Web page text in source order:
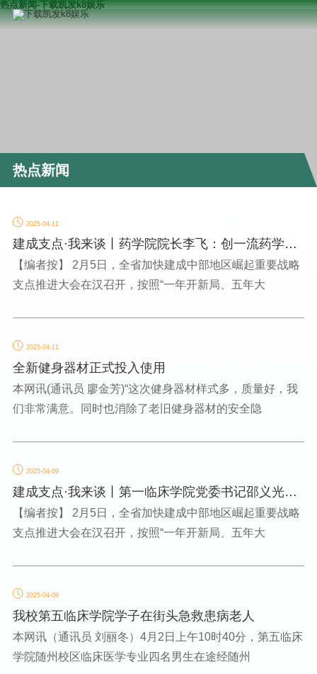
热点新闻-下载凯发k8娱乐
热点新闻
2025-04-11
建成支点·我来谈丨药学院院长李飞：创一流药学，
为湖北支点建设...
【编者按】 2月5日，全省加快建成中部地区崛起重要战略
支点推进大会在汉召开，按照“一年开新局、五年大
2025-04-11
全新健身器材正式投入使用
本网讯(通讯员 廖金芳)“这次健身器材样式多，质量好，我
们非常满意。同时也消除了老旧健身器材的安全隐
2025-04-09
建成支点·我来谈丨第一临床学院党委书记邵义光：
建成支点齐努力 ...
【编者按】 2月5日，全省加快建成中部地区崛起重要战略
支点推进大会在汉召开，按照“一年开新局、五年大
2025-04-09
我校第五临床学院学子在街头急救患病老人
本网讯（通讯员 刘丽冬）4月2日上午10时40分，第五临床
学院随州校区临床医学专业四名男生在途经随州